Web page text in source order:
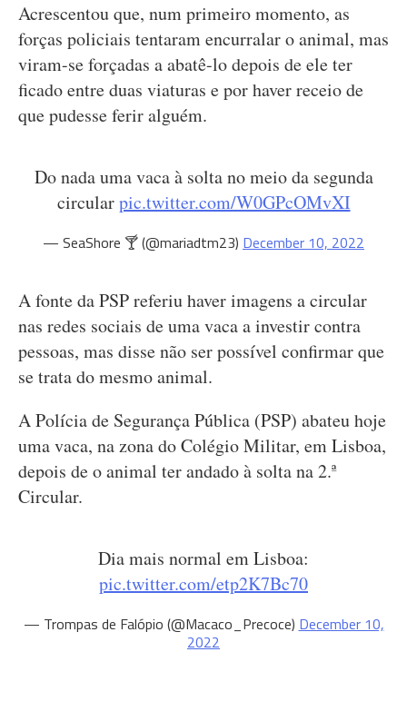
Acrescentou que, num primeiro momento, as
forças policiais tentaram encurralar o animal, mas
viram-se forçadas a abatê-lo depois de ele ter
ficado entre duas viaturas e por haver receio de
que pudesse ferir alguém.
Do nada uma vaca à solta no meio da segunda
circularpic.twitter.com/W0GPcOMvXI
— SeaShore 🍸 (@mariadtm23) December 10, 2022
A fonte da PSP referiu haver imagens a circular
nas redes sociais de uma vaca a investir contra
pessoas, mas disse não ser possível confirmar que
se trata do mesmo animal.
A Polícia de Segurança Pública (PSP) abateu hoje
uma vaca, na zona do Colégio Militar, em Lisboa,
depois de o animal ter andado à solta na 2.ª
Circular.
Dia mais normal em Lisboa:
pic.twitter.com/etp2K7Bc70
— Trompas de Falópio (@Macaco_Precoce) December 10,
2022